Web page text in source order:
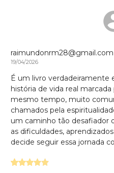
raimundonrm28@gmail.com
19/04/2026
É um livro verdadeiramente
história de vida real
mesmo tempo, muito
chamados pela
um caminho tão desafiador
as dificuldades,
decide seguir essa jornada